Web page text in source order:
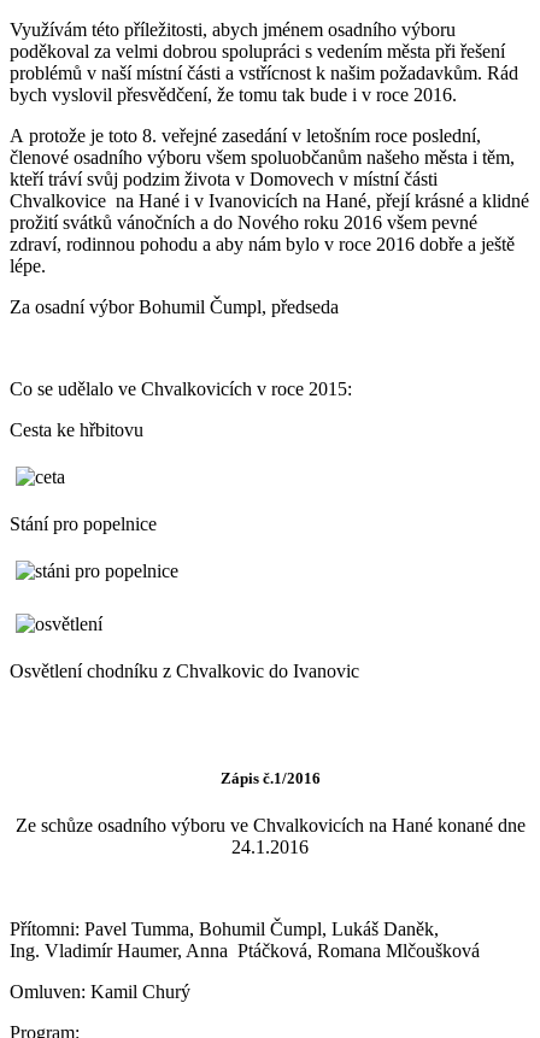
Využívám této příležitosti, abych jménem osadního výboru
poděkoval za velmi dobrou spolupráci s vedením města při řešení
problémů v naší místní části a vstřícnost k našim požadavkům. Rád
bych vyslovil přesvědčení, že tomu tak bude i v roce 2016.
A protože je toto 8. veřejné zasedání v letošním roce poslední,
členové osadního výboru všem spoluobčanům našeho města i těm,
kteří tráví svůj podzim života v Domovech v místní části
Chvalkovice na Hané i v Ivanovicích na Hané, přejí krásné a klidné
prožití svátků vánočních a do Nového roku 2016 všem pevné
zdraví, rodinnou pohodu a aby nám bylo v roce 2016 dobře a ještě
lépe.
Za osadní výbor Bohumil Čumpl, předseda
Co se udělalo ve Chvalkovicích v roce 2015:
Cesta ke hřbitovu
Stání pro popelnice
Osvětlení chodníku z Chvalkovic do Ivanovic
Zápis č.1/2016
Ze schůze osadního výboru ve Chvalkovicích na Hané konané dne
24.1.2016
Přítomni: Pavel Tumma, Bohumil Čumpl, Lukáš Daněk,
Ing. Vladimír Haumer, Anna Ptáčková, Romana Mlčoušková
Omluven: Kamil Churý
Program: